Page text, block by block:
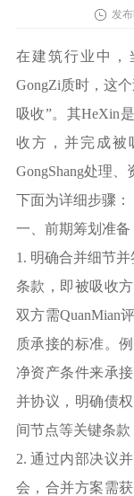
发
在建筑行业中，
GongZi质时，这
吸收”。其HeXin
收方，并完成被
GongShang处理
下面为详细步骤：
一、前期筹划准备
1. 明确合并细节
条款，即被吸收
双方需QuanMian
质承接的标准。
净资产条件来承
并协议，明确债
间节点等关键条款
2. 通过内部决议
会，合并方案需